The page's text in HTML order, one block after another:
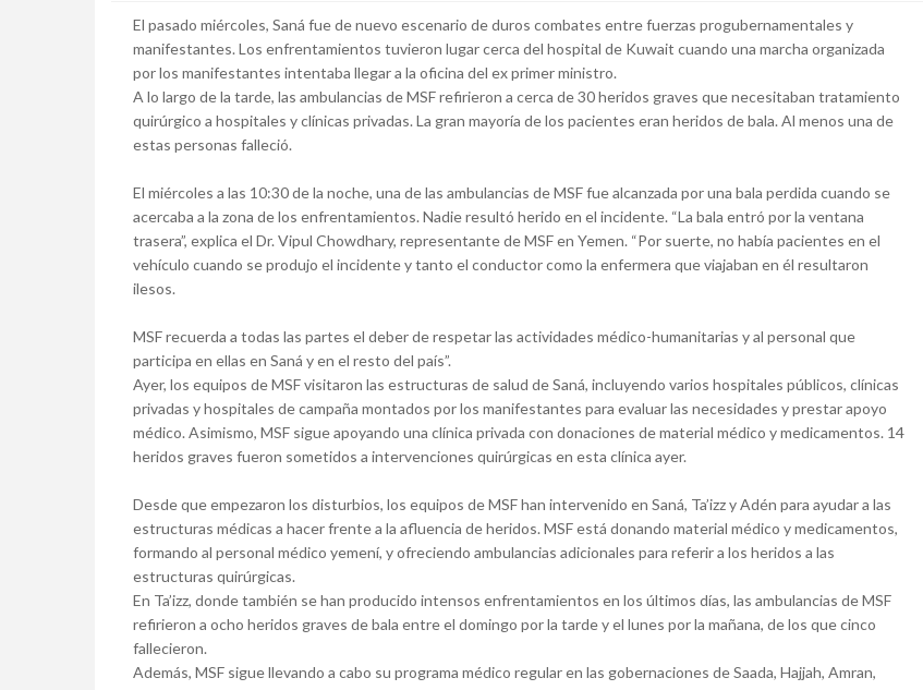
El pasado miércoles, Saná fue de nuevo escenario de duros combates entre fuerzas progubernamentales y
manifestantes. Los enfrentamientos tuvieron lugar cerca del hospital de Kuwait cuando una marcha organizada
por los manifestantes intentaba llegar a la oficina del ex primer ministro.
A lo largo de la tarde, las ambulancias de MSF refirieron a cerca de 30 heridos graves que necesitaban tratamiento
quirúrgico a hospitales y clínicas privadas. La gran mayoría de los pacientes eran heridos de bala. Al menos una de
estas personas falleció.
El miércoles a las 10:30 de la noche, una de las ambulancias de MSF fue alcanzada por una bala perdida cuando se
acercaba a la zona de los enfrentamientos. Nadie resultó herido en el incidente. “La bala entró por la ventana
trasera”, explica el Dr. Vipul Chowdhary, representante de MSF en Yemen. “Por suerte, no había pacientes en el
vehículo cuando se produjo el incidente y tanto el conductor como la enfermera que viajaban en él resultaron
ilesos.
MSF recuerda a todas las partes el deber de respetar las actividades médico-humanitarias y al personal que
participa en ellas en Saná y en el resto del país”.
Ayer, los equipos de MSF visitaron las estructuras de salud de Saná, incluyendo varios hospitales públicos, clínicas
privadas y hospitales de campaña montados por los manifestantes para evaluar las necesidades y prestar apoyo
médico. Asimismo, MSF sigue apoyando una clínica privada con donaciones de material médico y medicamentos. 14
heridos graves fueron sometidos a intervenciones quirúrgicas en esta clínica ayer.
Desde que empezaron los disturbios, los equipos de MSF han intervenido en Saná, Ta’izz y Adén para ayudar a las
estructuras médicas a hacer frente a la afluencia de heridos. MSF está donando material médico y medicamentos,
formando al personal médico yemení, y ofreciendo ambulancias adicionales para referir a los heridos a las
estructuras quirúrgicas.
En Ta’izz, donde también se han producido intensos enfrentamientos en los últimos días, las ambulancias de MSF
refirieron a ocho heridos graves de bala entre el domingo por la tarde y el lunes por la mañana, de los que cinco
fallecieron.
Además, MSF sigue llevando a cabo su programa médico regular en las gobernaciones de Saada, Hajjah, Amran,